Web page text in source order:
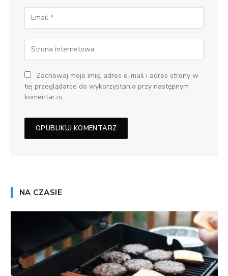
Zachowaj moje imię, adres e-mail i adres strony w
tej przeglądarce do wykorzystania przy następnym
komentarzu.
NA CZASIE